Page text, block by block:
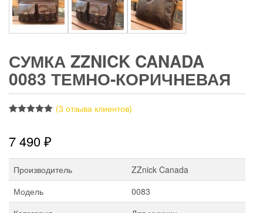
СУМКА ZZNICK CANADA
0083 ТЕМНО-КОРИЧНЕВАЯ
основе
опроса
(3 отзыва клиентов)
7 490₽
Производитель
ZZnick Canada
Модель
0083